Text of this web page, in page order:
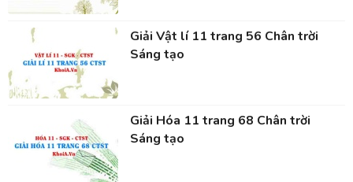
Giải Vật lí 11 trang 56 Chân trời
Sáng tạo
Giải Hóa 11 trang 68 Chân trời
Sáng tạo